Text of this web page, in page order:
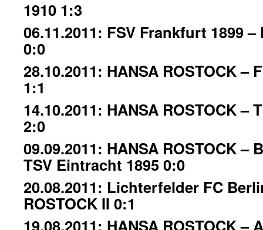
1910 1:3
06.11.2011: FSV Frankfurt 1899 –
0:0
28.10.2011: HANSA ROSTOCK –
1:1
14.10.2011: HANSA ROSTOCK –
2:0
09.09.2011: HANSA ROSTOCK –
TSV Eintracht 1895 0:0
20.08.2011: Lichterfelder FC
ROSTOCK II 0:1
19.08.2011: HANSA ROSTOCK –